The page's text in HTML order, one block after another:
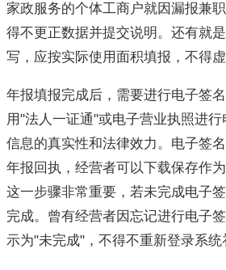
家政服务的个体工商户就因漏报兼
得不更正数据并提交说明。还有就
写，应按实际使用面积填报，不得虚
年报填报完成后，需要进行电子签
用"法人一证通"或电子营业执照进
信息的真实性和法律效力。电子签
年报回执，经营者可以下载保存作
这一步骤非常重要，若未完成电子
完成。曾有经营者因忘记进行电子
示为"未完成"，不得不重新登录系统